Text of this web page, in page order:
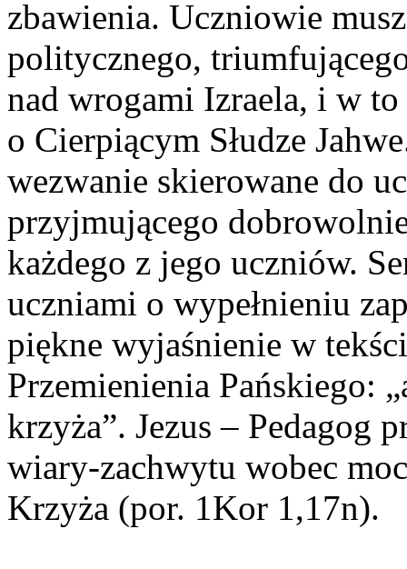
zbawienia. Uczniowie
politycznego,
nad wrogami Izraela, i w
o Cierpiącym Słudze
wezwanie skierowane do
przyjmującego
każdego z jego uczniów.
uczniami o wypełnieniu
piękne wyjaśnienie w
Przemienienia Pańskiego:
krzyża”. Jezus – Pedagog
wiary-zachwytu wobec
Krzyża (por. 1Kor 1,17n).